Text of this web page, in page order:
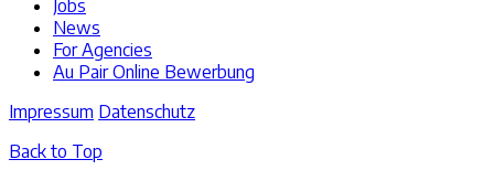
Jobs
News
For Agencies
Au Pair Online Bewerbung
Impressum Datenschutz
Back to Top